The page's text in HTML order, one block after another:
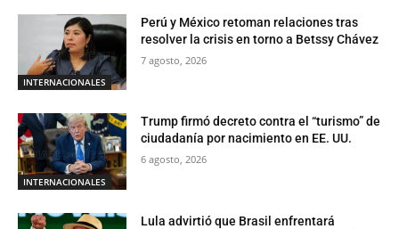
INTERNACIONALES
Perú y México retoman relaciones tras
resolver la crisis en torno a Betssy Chávez
7 agosto, 2026
INTERNACIONALES
Trump firmó decreto contra el “turismo” de
ciudadanía por nacimiento en EE. UU.
6 agosto, 2026
Lula advirtió que Brasil enfrentará